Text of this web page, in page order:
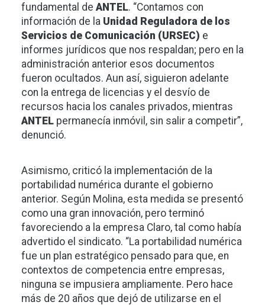
fundamental de ANTEL. “Contamos con
información de la Unidad Reguladora de los
Servicios de Comunicación (URSEC) e
informes jurídicos que nos respaldan; pero en la
administración anterior esos documentos
fueron ocultados. Aun así, siguieron adelante
con la entrega de licencias y el desvío de
recursos hacia los canales privados, mientras
ANTEL permanecía inmóvil, sin salir a competir”,
denunció.
Asimismo, criticó la implementación de la
portabilidad numérica durante el gobierno
anterior. Según Molina, esta medida se presentó
como una gran innovación, pero terminó
favoreciendo a la empresa Claro, tal como había
advertido el sindicato. “La portabilidad numérica
fue un plan estratégico pensado para que, en
contextos de competencia entre empresas,
ninguna se impusiera ampliamente. Pero hace
más de 20 años que dejó de utilizarse en el